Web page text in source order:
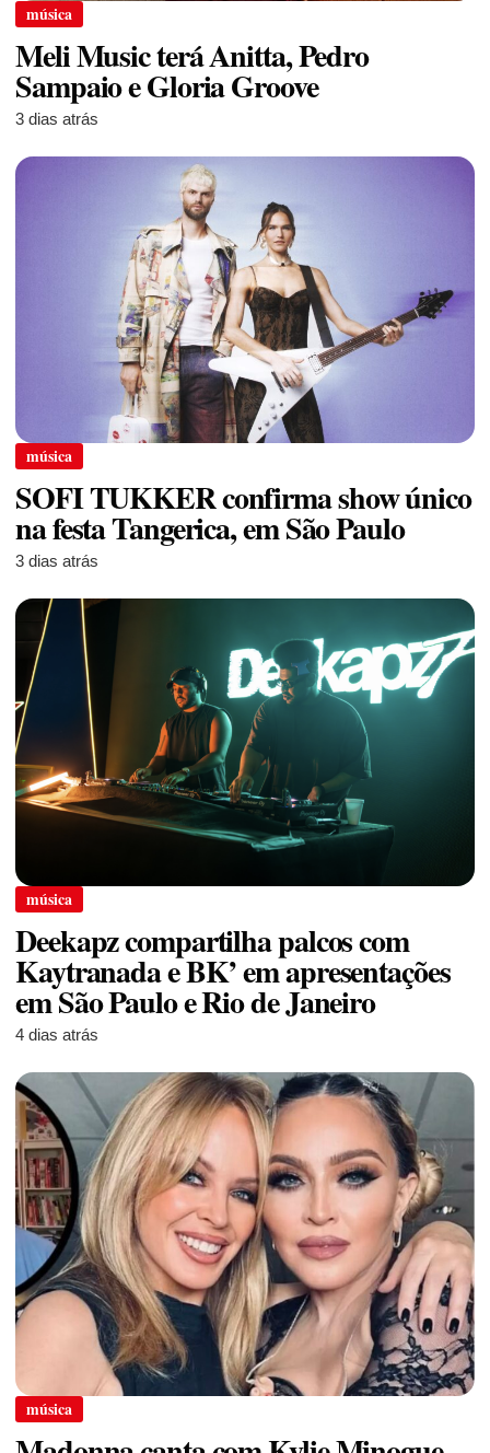
música
Meli Music terá Anitta, Pedro
Sampaio e Gloria Groove
3 dias atrás
música
SOFI TUKKER confirma show único
na festa Tangerica, em São Paulo
3 dias atrás
música
Deekapz compartilha palcos com
Kaytranada e BK’ em apresentações
em São Paulo e Rio de Janeiro
4 dias atrás
música